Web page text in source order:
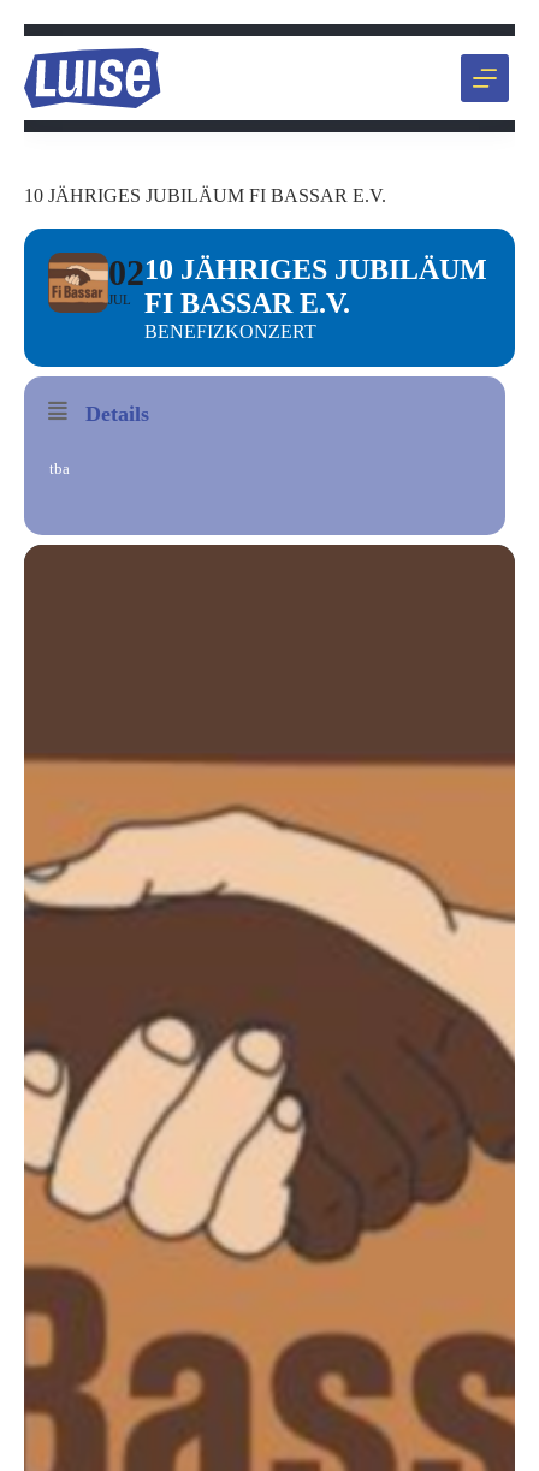
Zum
Inhalt
springen
10 JÄHRIGES JUBILÄUM FI BASSAR E.V.
02
JUL
10 JÄHRIGES JUBILÄUM
FI BASSAR E.V.
BENEFIZKONZERT
Details
tba